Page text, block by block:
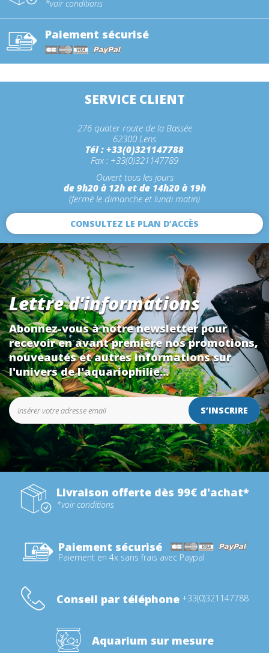
*voir conditions
Paiement sécurisé
SERVICE CLIENT
276 quater route de la Bassée
62300 Lens
Tél : +33(0)321147788
Fax : +33(0)321147789
Ouvert tous les jours
de 9h20 à 12h et de 14h20 à 19h
(fermé le dimanche et lundi matin)
CONSULTEZ LE PLAN D’ACCÈS
Lettre d'informations
Abonnez-vous à notre newsletter pour
recevoir en avant première nos promotions,
nouveautés et autres informations sur
l'univers de l'aquariophilie...
S’INSCRIRE
Livraison offerte dès 99€ d'achat*
*voir conditions
Paiement sécurisé
Paiement en 4x sans frais avec Paypal
Conseil par téléphone +33(0)321147788
Aquarium sur mesure